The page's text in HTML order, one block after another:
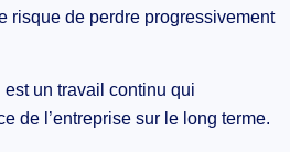
risque de perdre progressivement
est un travail continu qui
de l’entreprise sur le long terme.